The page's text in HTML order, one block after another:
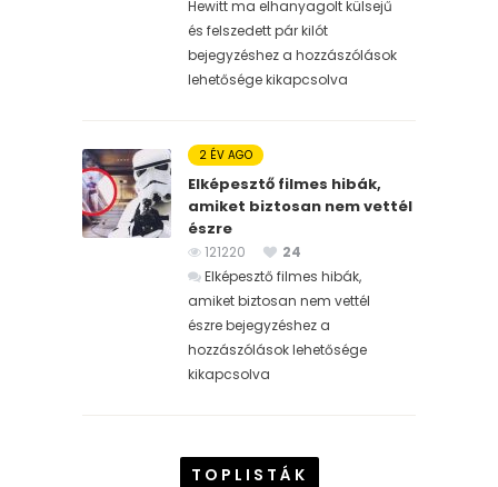
Hewitt ma elhanyagolt külsejű
és felszedett pár kilót
bejegyzéshez a hozzászólások
lehetősége kikapcsolva
2 ÉV AGO
Elképesztő filmes hibák,
amiket biztosan nem vettél
észre
121220
24
Elképesztő filmes hibák,
amiket biztosan nem vettél
észre bejegyzéshez a
hozzászólások lehetősége
kikapcsolva
TOPLISTÁK